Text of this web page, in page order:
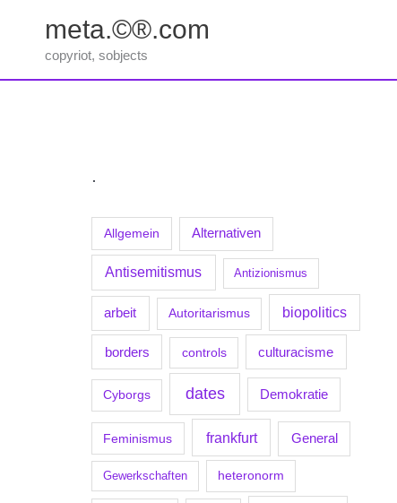
springen
meta.©®.com
copyriot, sobjects
.
Allgemein Alternativen
Antisemitismus Antizionismus
arbeit Autoritarismus biopolitics
borders controls culturacisme
Cyborgs dates Demokratie
Feminismus frankfurt General
Gewerkschaften heteronorm